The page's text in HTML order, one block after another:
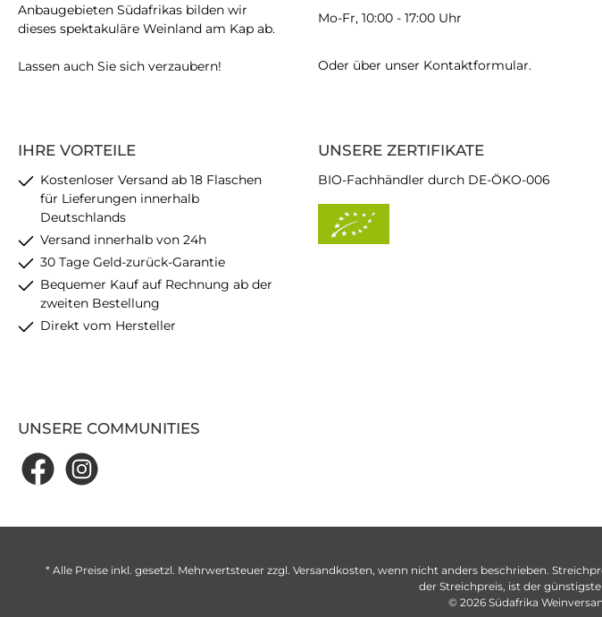
Mo-Fr, 10:00 - 17:00 Uhr
Oder über unser Kontaktformular.
IHRE VORTEILE
Kostenloser Versand ab 18 Flaschen
für Lieferungen innerhalb
Deutschlands
Versand innerhalb von 24h
30 Tage Geld-zurück-Garantie
Bequemer Kauf auf Rechnung ab der
zweiten Bestellung
Direkt vom Hersteller
Anbaugebieten Südafrikas bilden wir
dieses spektakuläre Weinland am Kap ab.
Lassen auch Sie sich verzaubern!
UNSERE ZERTIFIKATE
BIO-Fachhändler durch DE-ÖKO-006
UNSERE COMMUNITIES
* Alle Preise inkl. gesetzl. Mehrwertsteuer zzgl. Versandkosten, wenn nicht anders beschrieben.
der Streichpreis, ist der
© 2026 Südafrika